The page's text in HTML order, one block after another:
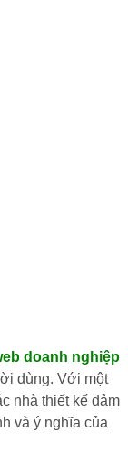
doanh nghiệp
dùng. Với một
nhà thiết kế đảm
và ý nghĩa của